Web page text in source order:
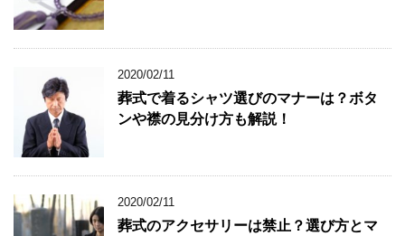
2020/02/11
葬式で着るシャツ選びのマナーは？ボタ
ンや襟の見分け方も解説！
2020/02/11
葬式のアクセサリーは禁止？選び方とマ